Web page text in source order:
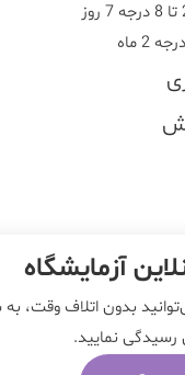
آزمایشگاه
بدون اتلاف وقت، به
رسیدگی نمایید.